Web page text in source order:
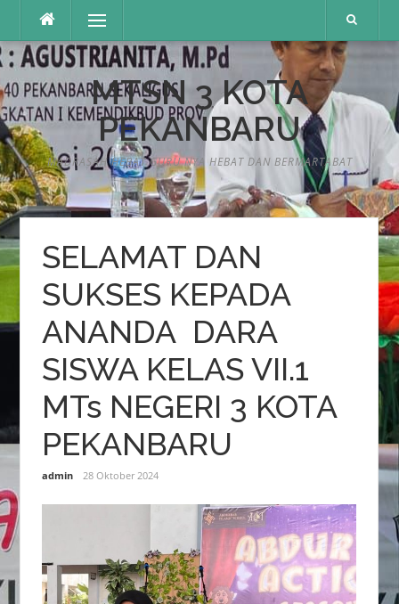
konten
Menu
MTSN 3 KOTA
PEKANBARU
MADRASAH HEBAT GURU NYA HEBAT DAN BERMARTABAT
SELAMAT DAN
SUKSES KEPADA
ANANDA DARA
SISWA KELAS VII.1
MTs NEGERI 3 KOTA
PEKANBARU
admin 28 Oktober 2024